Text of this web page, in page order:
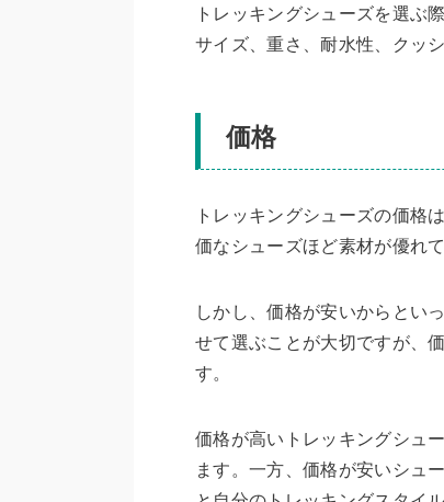
トレッキングシューズを選ぶ
サイズ、重さ、耐水性、クッ
価格
トレッキングシューズの価格
価なシューズほど素材が優れ
しかし、価格が安いからとい
せて選ぶことが大切ですが、
す。
価格が高いトレッキングシュ
ます。一方、価格が安いシュ